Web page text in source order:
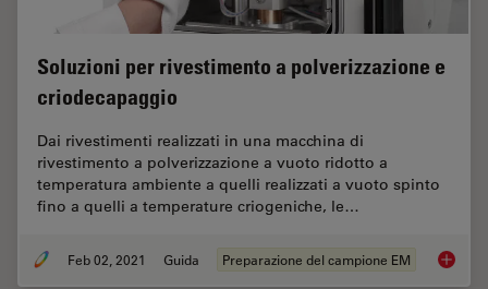
Soluzioni per rivestimento a polverizzazione e
criodecapaggio
Dai rivestimenti realizzati in una macchina di
rivestimento a polverizzazione a vuoto ridotto a
temperatura ambiente a quelli realizzati a vuoto spinto
fino a quelli a temperature criogeniche, le…
Feb 02, 2021 Guida Preparazione del campione EM